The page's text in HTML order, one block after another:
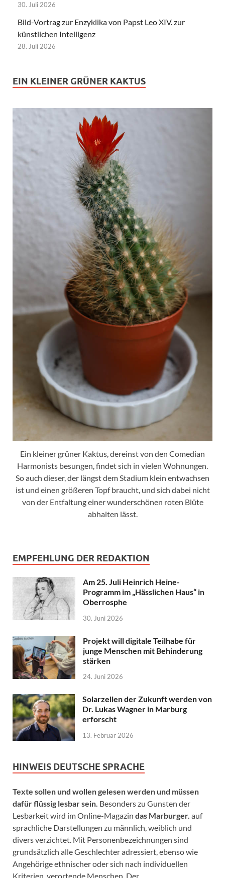
30. Juli 2026
Bild-Vortrag zur Enzyklika von Papst Leo XIV. zur
künstlichen Intelligenz
28. Juli 2026
EIN KLEINER GRÜNER KAKTUS
Ein kleiner grüner Kaktus, dereinst von den Comedian
Harmonists besungen, findet sich in vielen Wohnungen.
So auch dieser, der längst dem Stadium klein entwachsen
ist und einen größeren Topf braucht, und sich dabei nicht
von der Entfaltung einer wunderschönen roten Blüte
abhalten lässt.
EMPFEHLUNG DER REDAKTION
Am 25. Juli Heinrich Heine-
Programm im „Hässlichen Haus“ in
Oberrosphe
30. Juni 2026
Projekt will digitale Teilhabe für
junge Menschen mit Behinderung
stärken
24. Juni 2026
Solarzellen der Zukunft werden von
Dr. Lukas Wagner in Marburg
erforscht
13. Februar 2026
HINWEIS DEUTSCHE SPRACHE
Texte sollen und wollen gelesen werden und müssen
dafür flüssig lesbar sein. Besonders zu Gunsten der
Lesbarkeit wird im Online-Magazin das Marburger. auf
sprachliche Darstellungen zu männlich, weiblich und
divers verzichtet. Mit Personenbezeichnungen sind
grundsätzlich alle Geschlechter adressiert, ebenso wie
Angehörige ethnischer oder sich nach individuellen
Kriterien verortende Menschen. Der